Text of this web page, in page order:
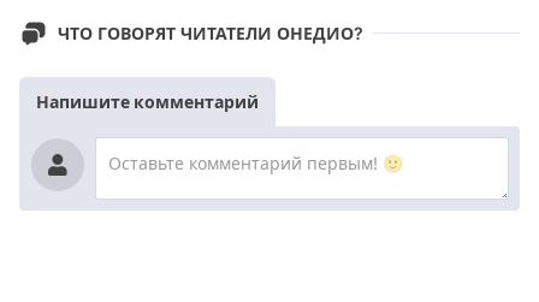
ЧТО ГОВОРЯТ ЧИТАТЕЛИ ОНЕДИО?
Напишите комментарий